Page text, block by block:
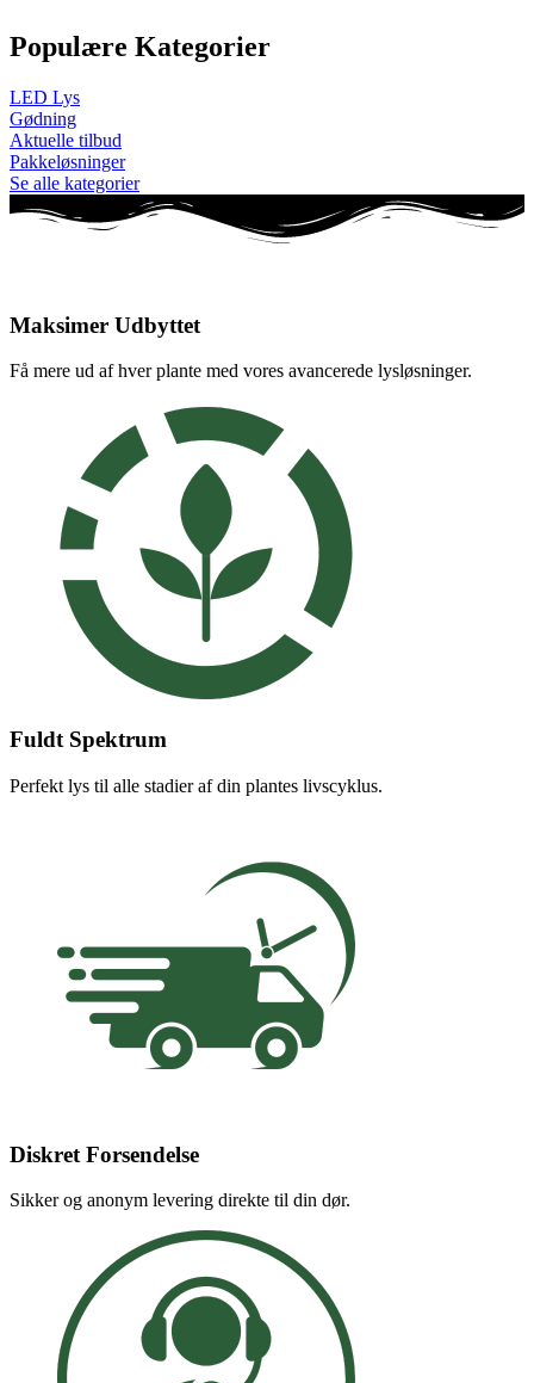
Populære Kategorier
LED Lys
Gødning
Aktuelle tilbud
Pakkeløsninger
Se alle kategorier
Maksimer Udbyttet
Få mere ud af hver plante med vores avancerede lysløsninger.
Fuldt Spektrum
Perfekt lys til alle stadier af din plantes livscyklus.
Diskret Forsendelse
Sikker og anonym levering direkte til din dør.